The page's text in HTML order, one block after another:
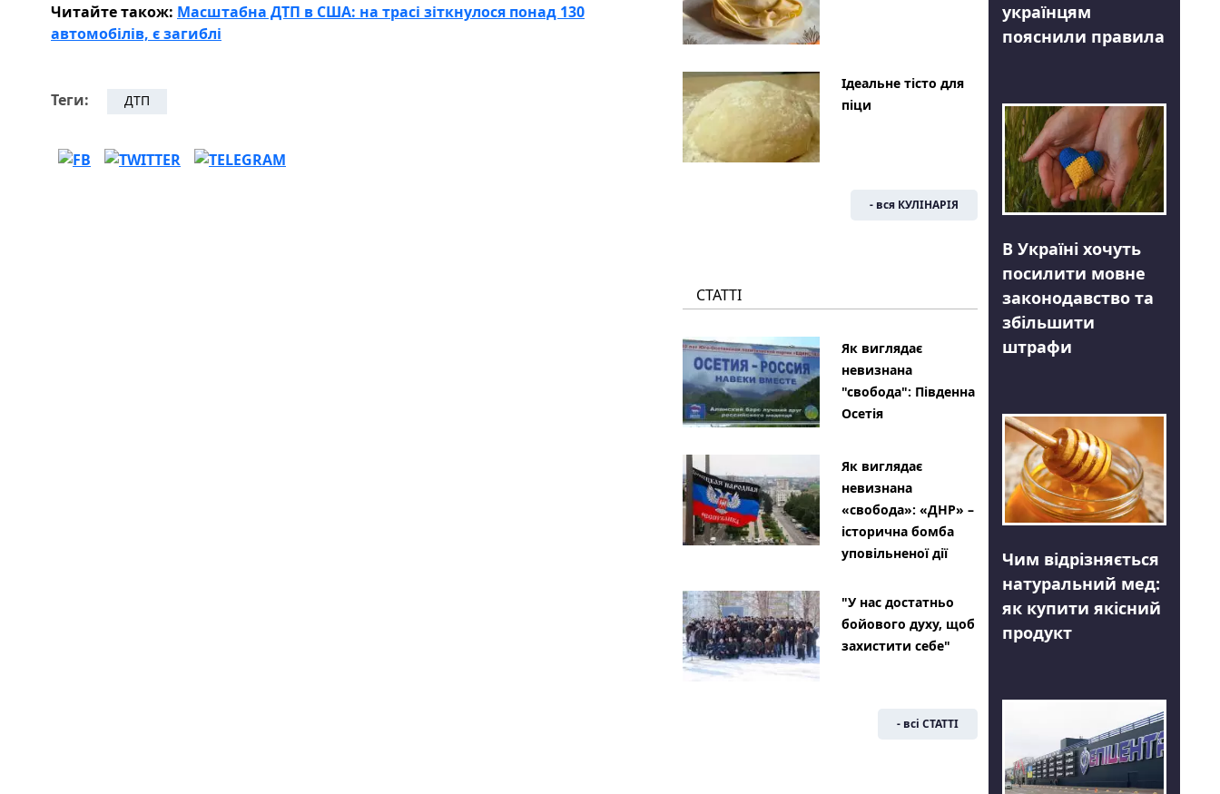
Читайте також: Масштабна ДТП в США: на трасі зіткнулося понад 130
автомобілів, є загиблі
Теги: ДТП
Ідеальне тісто для
піци
- вся КУЛІНАРІЯ
СТАТТІ
Як виглядає
невизнана
"свобода": Південна
Осетія
Як виглядає
невизнана
«свобода»: «ДНР» –
історична бомба
уповільненої дії
"У нас достатньо
бойового духу, щоб
захистити себе"
- всі СТАТТІ
українцям
пояснили правила
В Україні хочуть
посилити мовне
законодавство та
збільшити
штрафи
Чим відрізняється
натуральний мед:
як купити якісний
продукт